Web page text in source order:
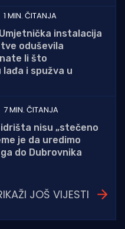
1 MIN. ČITANJA
Umjetnička instalacija
oduševila
li što
i spužva u
7 MIN. ČITANJA
nisu „stečeno
je da uredimo
do Dubrovnika
JOŠ VIJESTI